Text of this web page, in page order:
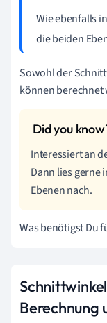
Wie ebenfalls
die beiden
Sowohl der
können berechnet
Interessiert an
Dann lies gerne
Ebenen nach.
Was benötigst Du
Berechnung